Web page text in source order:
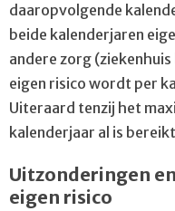
daaropvolgende
beide kalenderjaren
andere zorg
eigen risico wordt per
Uiteraard tenzij het
kalenderjaar al is
Uitzonderingen
eigen risico